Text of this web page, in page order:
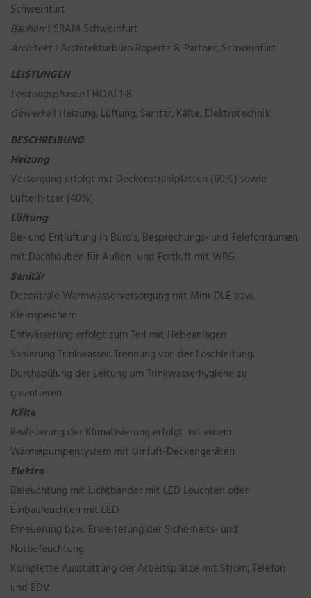
Schweinfurt
Bauherr I SRAM Schweinfurt
Architekt I Architekturbüro Ropertz & Partner, Schweinfurt
LEISTUNGEN
Leistungsphasen I HOAI 1-8
Gewerke I Heizung, Lüftung, Sanitär, Kälte, Elektrotechnik
BESCHREIBUNG
Heizung
Versorgung erfolgt mit Deckenstrahlplatten (60%) sowie
Lufterhitzer (40%)
Lüftung
Be- und Entlüftung in Büro’s, Besprechungs- und Telefonräumen
mit Dachhauben für Außen- und Fortluft mit WRG
Sanitär
Dezentrale Warmwasserversorgung mit Mini-DLE bzw.
Kleinspeichern
Entwässerung erfolgt zum Teil mit Hebeanlagen
Sanierung Trinkwasser. Trennung von der Löschleitung.
Durchspülung der Leitung um Trinkwasserhygiene zu
garantieren
Kälte
Realisierung der Klimatisierung erfolgt mit einem
Wärmepumpensystem mit Umluft-Deckengeräten
Elektro
Beleuchtung mit Lichtbänder mit LED Leuchten oder
Einbauleuchten mit LED
Erneuerung bzw. Erweiterung der Sicherheits- und
Notbeleuchtung
Komplette Ausstattung der Arbeitsplätze mit Strom, Telefon
und EDV